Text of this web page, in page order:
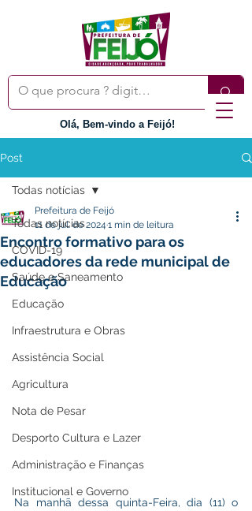
Olá, Bem-vindo a Feijó!
Post
Todas notícias
COVID-19
Saúde e Saneamento
Educação
Infraestrutura e Obras
Assistência Social
Agricultura
Nota de Pesar
Desporto Cultura e Lazer
Administração e Finanças
Institucional e Governo
Todas notícias
Encontro formativo para os
educadores da rede municipal de
Educação
Prefeitura de Feijó
11 de jul. de 2024 1 min de leitura
Na manhã dessa quinta-Feira, dia (11) o